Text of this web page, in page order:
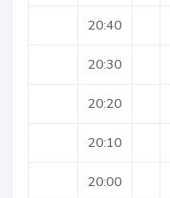
20:40
20:30
20:20
20:10
20:00